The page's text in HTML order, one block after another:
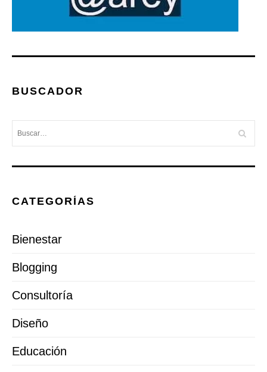
BUSCADOR
CATEGORÍAS
Bienestar
Blogging
Consultoría
Diseño
Educación